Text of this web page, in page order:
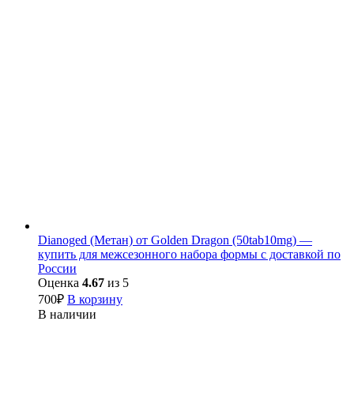
Dianoged (Метан) от Golden Dragon (50tab10mg) —
купить для межсезонного набора формы с доставкой по
России
Оценка 4.67 из 5
700₽ В корзину
В наличии